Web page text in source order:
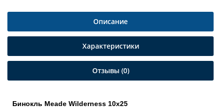
Описание
Характеристики
Отзывы (0)
Бинокль Meade Wilderness 10x25